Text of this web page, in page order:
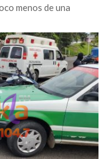
menos de una